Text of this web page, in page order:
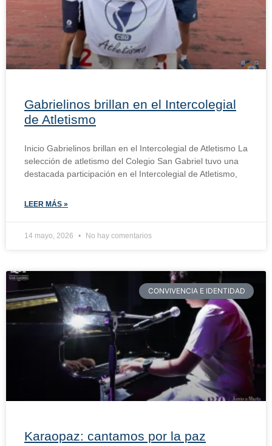
Gabrielinos brillan en el Intercolegial
de Atletismo
Inicio Gabrielinos brillan en el Intercolegial de Atletismo La
selección de atletismo del Colegio San Gabriel tuvo una
destacada participación en el Intercolegial de Atletismo,
LEER MÁS »
14 mayo, 2026 No hay comentarios
CONVIVENCIA E IDENTIDAD
Karaopaz: cantamos por la paz